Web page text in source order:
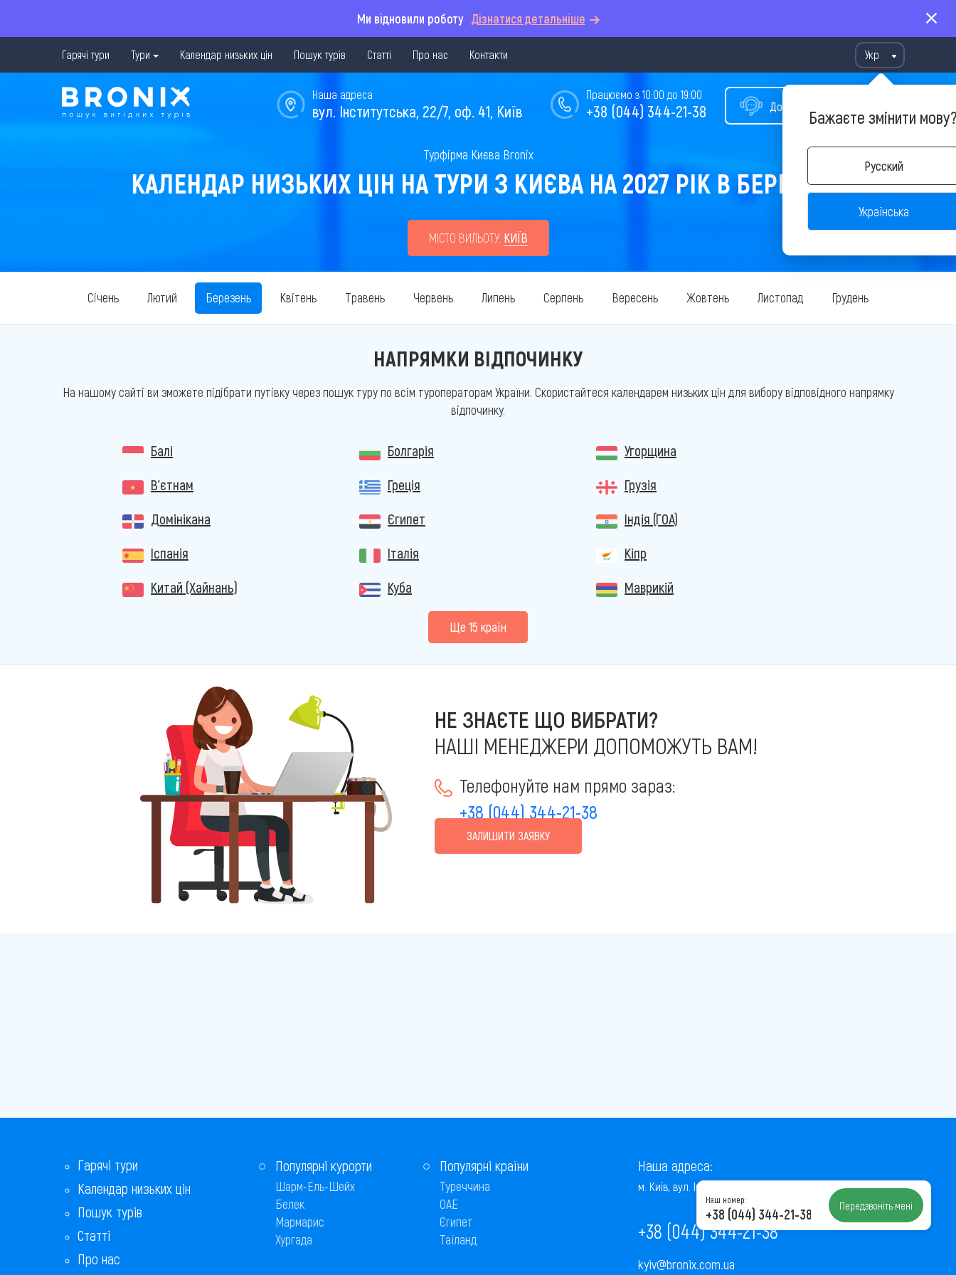
Ми відновили роботу Дізнатися детальніше
Гарячі тури Тури Календар низьких цін Пошук турів Статті Про нас Контакти Укр
Бажаєте змінити
Русский
Українська
Допомога у виборі туру
Працюємо з 10:00 до 19:00
+38 (044) 344-21-38
Наша адреса
вул. Інститутська, 22/7, оф. 41, Київ
Турфірма Києва Bronix
КАЛЕНДАР НИЗЬКИХ ЦІН НА ТУРИ З КИЄВА НА 2027 РІК В БЕРЕЗНІ
МІСТО ВИЛЬОТУ: КИЇВ
Січень Лютий Березень Квітень Травень Червень Липень Серпень Вересень Жовтень Листопад Грудень
НАПРЯМКИ ВІДПОЧИНКУ
На нашому сайті ви зможете підібрати путівку через пошук туру по всім туроператорам України. Скористайтеся календарем низьких цін для вибору відповідного напрямку
відпочинку.
Балі Болгарія
Угорщина
В'єтнам
Греція
Грузія
Домінікана
Єгипет
Індія (ГОА)
Іспанія
Італія
Кіпр
Китай (Хайнань)
Куба Маврикій
Ще 15 країн
НЕ ЗНАЄТЕ ЩО ВИБРАТИ?
НАШІ МЕНЕДЖЕРИ ДОПОМОЖУТЬ ВАМ!
Телефонуйте нам прямо зараз:
+38 (044) 344-21-38
ЗАЛИШИТИ ЗАЯВКУ
Гарячі тури
Календар низьких цін
Пошук турів
Статті
Про нас
Популярні курорти
Шарм-Ель-Шейх
Белек
Мармарис
Хургада
Популярні країни
Туреччина
ОАЕ
Єгипет
Таїланд
Наша адреса:
м. Київ, вул. Інститутська, 22/7, оф. 41
+38 (044) 344-21-38
kyiv@bronix.com.ua
Наш номер:
+38 (044) 344-21-38 Передзвоніть мені